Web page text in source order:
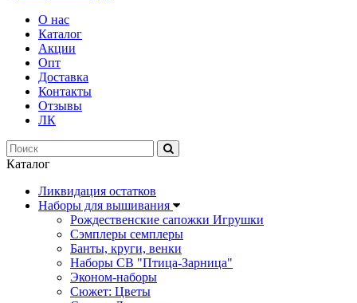
О нас
Каталог
Акции
Опт
Доставка
Контакты
Отзывы
ЛК
Каталог
Ликвидация остатков
Наборы для вышивания
Рождественские сапожки Игрушки
Сэмплеры семплеры
Банты, круги, венки
Наборы СВ "Птица-Зарница"
Эконом-наборы
Сюжет: Цветы